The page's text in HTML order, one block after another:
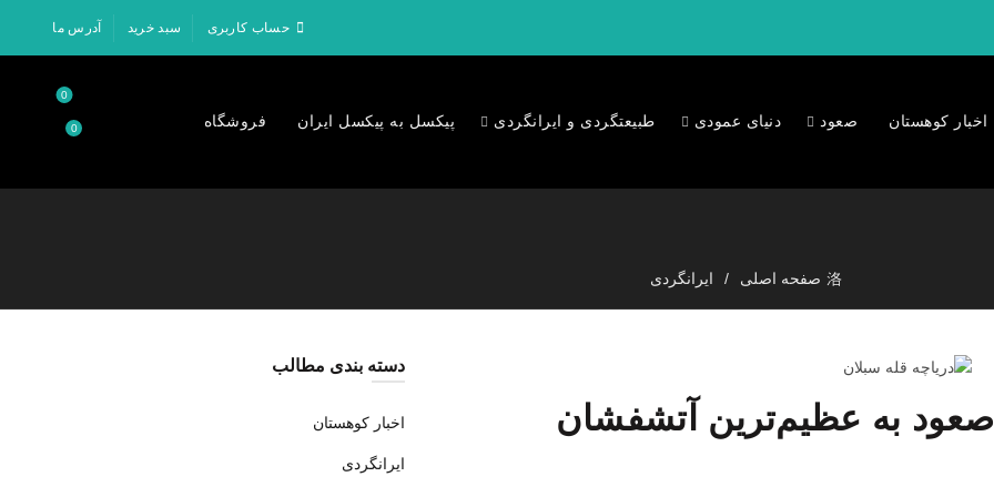
حساب کاربری سبد خرید آدرس ما
اخبار کوهستان صعود دنیای عمودی طبیعتگردی و ایرانگردی پیکسل به پیکسل ایران فروشگاه
0
0
صفحه اصلی ایرانگردی
به عظیم‌ترین آتشفشان
دسته بندی مطالب
اخبار کوهستان
ایرانگردی